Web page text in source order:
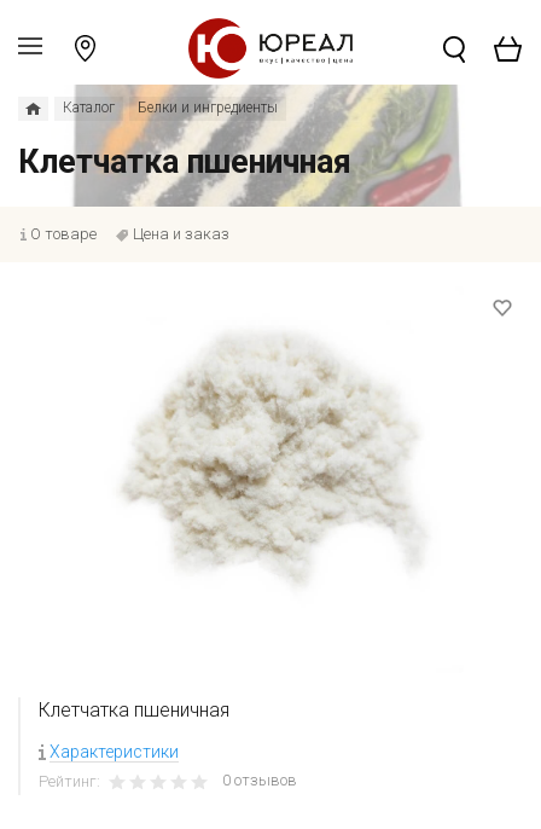
Каталог Белки и ингредиенты
Клетчатка пшеничная
О товаре Цена и заказ
Клетчатка пшеничная
Характеристики
Рейтинг: 0 отзывов